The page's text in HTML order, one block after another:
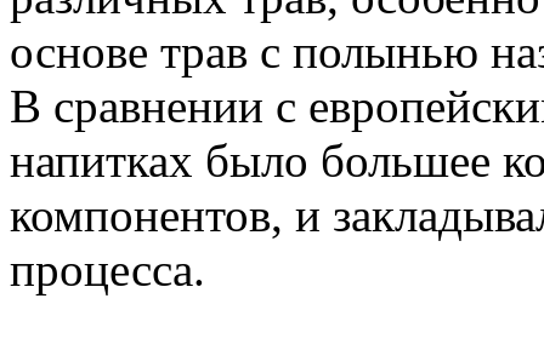
основе трав с полынью
В сравнении с
напитках было большее
компонентов, и
процесса.